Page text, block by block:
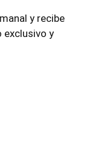
y recibe
exclusivo y